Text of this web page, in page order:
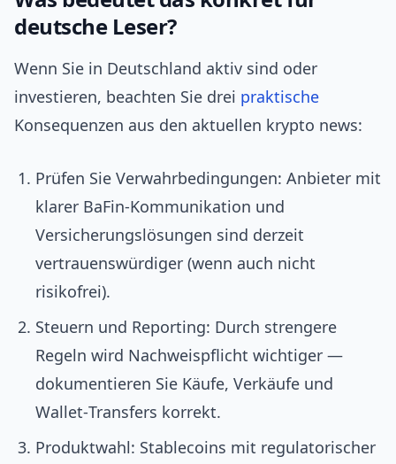
deutsche Leser?
Wenn Sie in Deutschland aktiv sind oder
investieren, beachten Sie drei praktische
Konsequenzen aus den aktuellen krypto news:
Prüfen Sie Verwahrbedingungen: Anbieter mit
klarer BaFin‑Kommunikation und
Versicherungslösungen sind derzeit
vertrauenswürdiger (wenn auch nicht
risikofrei).
Steuern und Reporting: Durch strengere
Regeln wird Nachweispflicht wichtiger —
dokumentieren Sie Käufe, Verkäufe und
Wallet‑Transfers korrekt.
Produktwahl: Stablecoins mit regulatorischer